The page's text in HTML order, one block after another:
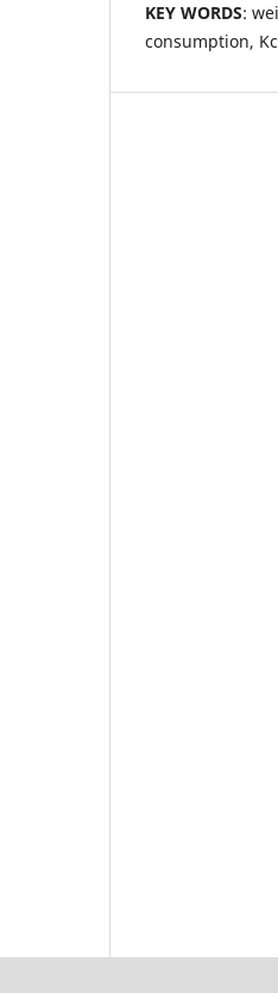
KEY WORDS:
consumption,